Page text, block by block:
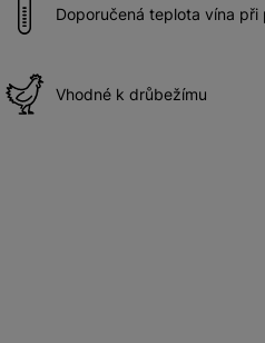
Doporučená teplota vína při
Vhodné k drůbežímu